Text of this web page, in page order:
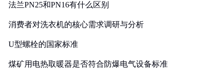
法兰PN25和PN16有什么区别
消费者对洗衣机的核心需求调研与分析
U型螺栓的国家标准
煤矿用电热取暖器是否符合防爆电气设备标准